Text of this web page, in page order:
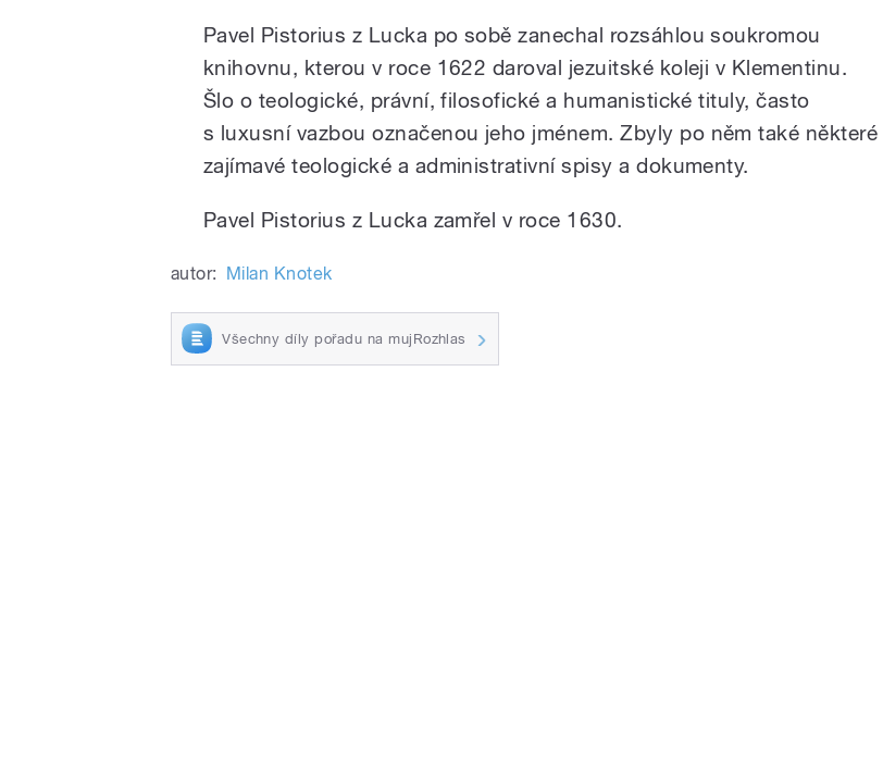
Pavel Pistorius z Lucka po sobě zanechal rozsáhlou soukromou
knihovnu, kterou v roce 1622 daroval jezuitské koleji v Klementinu.
Šlo o teologické, právní, filosofické a humanistické tituly, často
s luxusní vazbou označenou jeho jménem. Zbyly po něm také některé
zajímavé teologické a administrativní spisy a dokumenty.
Pavel Pistorius z Lucka zamřel v roce 1630.
autor: Milan Knotek
Všechny díly pořadu na mujRozhlas